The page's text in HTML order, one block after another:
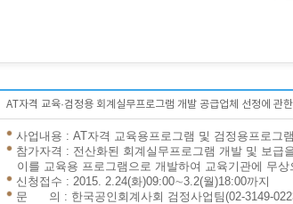
AT자격 교육·검정용 회계실무프로그램 개발 공급업체 선정에 관
사업내용 : AT자격 교육용프로그램 및 검정용프로그
참가자격 : 전산화된 회계실무프로그램 개발 및 보급
이를 교육용 프로그램으로 개발하여 교육기관에 무
신청접수 : 2015. 2.24(화)09:00∼3.2(월)18:00까지
문 의 : 한국공인회계사회 검정사업팀(02-3149-